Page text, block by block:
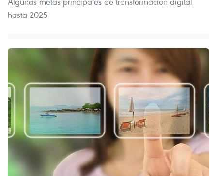
hasta 2025